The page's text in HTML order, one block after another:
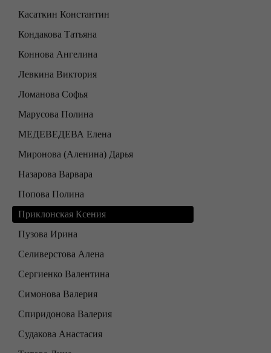
Касаткин Константин
Кондакова Татьяна
Коннова Ангелина
Левкина Виктория
Ломанова Софья
Марусова Полина
МЕДЕВЕДЕВА Елена
Миронова (Аленина) Дарья
Назарова Варвара
Попова Полина
Приклонская Ксения
Пузова Ирина
Селиверстова Алена
Сергиенко Валентина
Симонова Валерия
Спиридонова Валерия
Судакова Анастасия